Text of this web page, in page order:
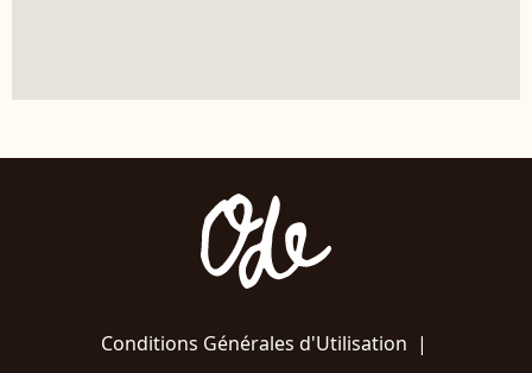
Conditions Générales d'Utilisation |